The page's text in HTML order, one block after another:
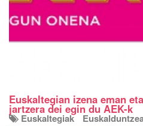
Euskaltegian izena eman
jartzera dei egin du AEK-k
Euskaltegiak